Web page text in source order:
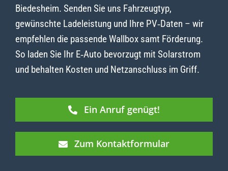
Biedesheim. Senden Sie uns Fahrzeugtyp,
gewünschte Ladeleistung und Ihre PV‑Daten – wir
empfehlen die passende Wallbox samt Förderung.
So laden Sie Ihr E‑Auto bevorzugt mit Solarstrom
und behalten Kosten und Netzanschluss im Griff.
Ein Anruf genügt!
Zum Kontaktformular